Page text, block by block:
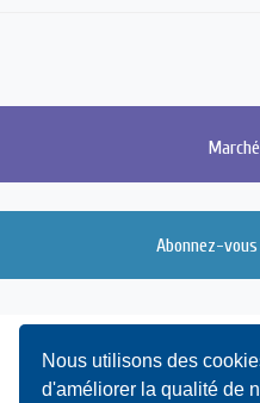
Nous utilisons des
d'améliorer la qualité de
Abonnez-